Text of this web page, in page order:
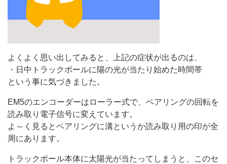
よくよく思い出してみると、上記の症状が出るのは、
・日中トラックボールに陽の光が当たり始めた時間帯
という事に気づきました。
EM5のエンコーダーはローラー式で、ベアリングの回転を
読み取り電子信号に変えています。
よ～く見るとベアリングに溝というか読み取り用の印が全
周にあります。
トラックボール本体に太陽光が当たってしまうと、このセ